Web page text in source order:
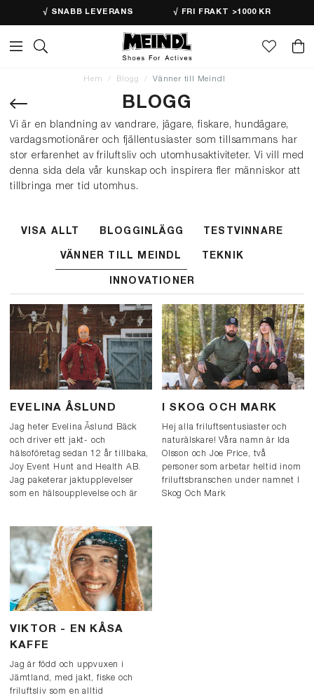
√ SNABB LEVERANS √ FRI FRAKT >1000 KR
Hem Blogg Vänner till Meindl
BLOGG
Vi är en blandning av vandrare, jägare, fiskare, hundägare,
vardagsmotionärer och fjällentusiaster som tillsammans har
stor erfarenhet av friluftsliv och utomhusaktiviteter. Vi vill med
denna sida dela vår kunskap och inspirera fler människor att
tillbringa mer tid utomhus.
VISA ALLT BLOGGINLÄGG TESTVINNARE
VÄNNER TILL MEINDL TEKNIK
INNOVATIONER
EVELINA ÅSLUND
Jag heter Evelina Åslund Bäck
och driver ett jakt- och
hälsoföretag sedan 12 år tillbaka,
Joy Event Hunt and Health AB.
Jag paketerar jaktupplevelser
som en hälsoupplevelse och är
I SKOG OCH MARK
Hej alla friluftsentusiaster och
naturälskare! Våra namn är Ida
Olsson och Joe Price, två
personer som arbetar heltid inom
friluftsbranschen under namnet I
Skog Och Mark
VIKTOR - EN KÅSA
KAFFE
Jag är född och uppvuxen i
Jämtland, med jakt, fiske och
friluftsliv som en alltid